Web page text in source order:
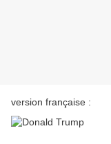
version française :